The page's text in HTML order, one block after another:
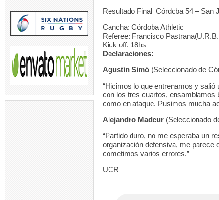
Resultado Final: Córdoba 54 – San
Cancha: Córdoba Athletic
Referee: Francisco
Kick off: 18hs
Declaraciones:
Agustín Simó (Seleccionado de
“Hicimos lo que entrenamos y
con los tres cuartos, ensamblamos
como en ataque. Pusimos mucha
Alejandro Madcur (Seleccionado
“Partido duro, no me esperaba un
organización defensiva, me parece
cometimos varios errores.”
UCR